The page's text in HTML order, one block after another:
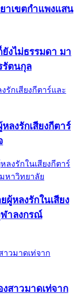
าเขตกำแพงแสน
งไม่ธรรมดา มา
รัตนกุล
ลงรักเสียงกีตาร์
ผู้หลงรักในเสียง
าลงกรณ์
สาวมาดเท่จาก